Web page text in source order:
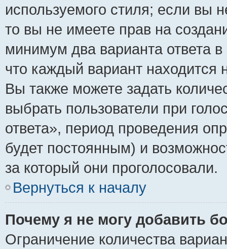
используемого стиля; если вы
то вы не имеете прав на
минимум два варианта ответа
что каждый вариант находится
Вы также можете задать
выбрать пользователи при
ответа», период проведения
будет постоянным) и
за который они проголосовали.
Вернуться к началу
Почему я не могу добавить
Ограничение количества